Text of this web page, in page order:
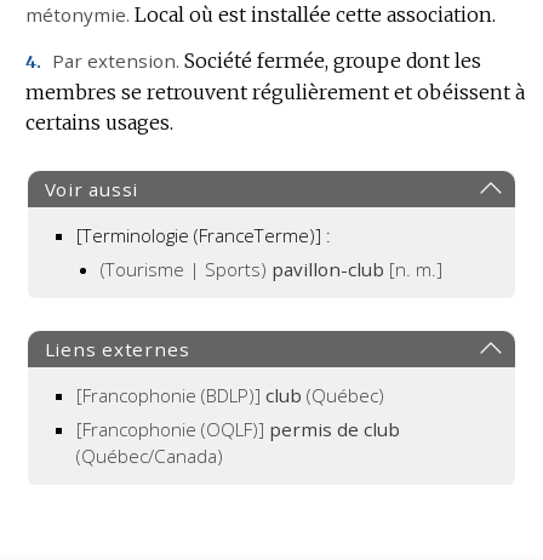
DOMAINE
métonymie. Local où est installée cette association.
4. Par extension. Société fermée, groupe dont les
membres se retrouvent régulièrement et obéissent à
certains usages.
Voir aussi
[Terminologie (FranceTerme)] :
(Tourisme | Sports) pavillon-club [n. m.]
Liens externes
[Francophonie (BDLP)] club (Québec)
[Francophonie (OQLF)] permis de club
(Québec/Canada)